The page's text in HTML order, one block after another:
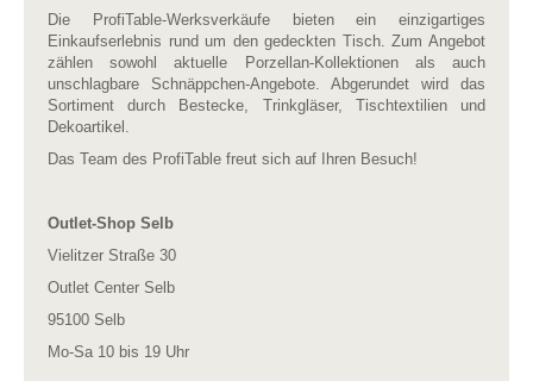
Die ProfiTable-Werksverkäufe bieten ein einzigartiges
Einkaufserlebnis rund um den gedeckten Tisch. Zum Angebot
zählen sowohl aktuelle Porzellan-Kollektionen als auch
unschlagbare Schnäppchen-Angebote. Abgerundet wird das
Sortiment durch Bestecke, Trinkgläser, Tischtextilien und
Dekoartikel.
Das Team des ProfiTable freut sich auf Ihren Besuch!
Outlet-Shop Selb
Vielitzer Straße 30
Outlet Center Selb
95100 Selb
Mo-Sa 10 bis 19 Uhr